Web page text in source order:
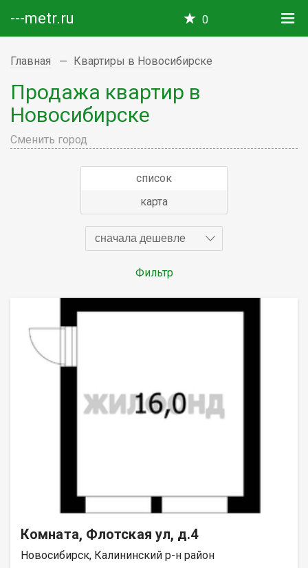
---metr.ru 0
Главная Квартиры в Новосибирске
Продажа квартир в
Новосибирске
Сменить город
список
карта
сначала дешевле
Фильтр
Комната, Флотская ул, д.4
Новосибирск, Калининский р-н район